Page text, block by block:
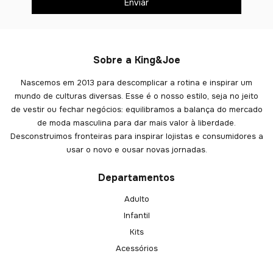
Sobre a King&Joe
Nascemos em 2013 para descomplicar a rotina e inspirar um
mundo de culturas diversas. Esse é o nosso estilo, seja no jeito
de vestir ou fechar negócios: equilibramos a balança do mercado
de moda masculina para dar mais valor à liberdade.
Desconstruimos fronteiras para inspirar lojistas e consumidores a
usar o novo e ousar novas jornadas.
Departamentos
Adulto
Infantil
Kits
Acessórios